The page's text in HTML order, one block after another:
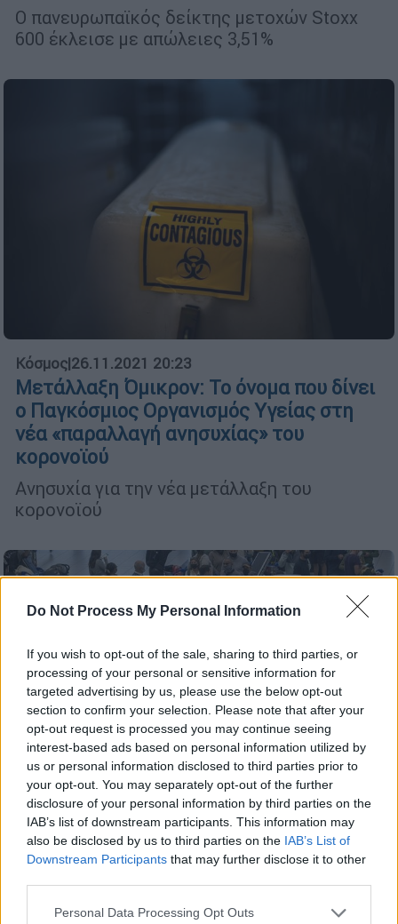
Do Not Process My Personal Information
If you wish to opt-out of the sale, sharing to third parties, or
processing of your personal or sensitive information for
targeted advertising by us, please use the below opt-out
section to confirm your selection. Please note that after your
opt-out request is processed you may continue seeing
interest-based ads based on personal information utilized by
us or personal information disclosed to third parties prior to
your opt-out. You may separately opt-out of the further
disclosure of your personal information by third parties on the
IAB’s list of downstream participants. This information may
also be disclosed by us to third parties on the IAB’s List of
Downstream Participants that may further disclose it to other
Please note that this website/app uses one or more Google
Personal Data Processing Opt Outs
Ο πανευρωπαϊκός δείκτης μετοχών Stoxx
600 έκλεισε με απώλειες 3,51%
Κόσμος|26.11.2021 20:23
Μετάλλαξη Όμικρον: Το όνομα που δίνει
ο Παγκόσμιος Οργανισμός Υγείας στη
νέα «παραλλαγή ανησυχίας» του
κορονοϊού
Ανησυχία για την νέα μετάλλαξη του
κορονοϊού
Κόσμος 26.11.2021 19:34
Κορονοϊός – Μετάλλαξη Μποτσουάνα:
«Πρόωρη» η προσαρμογή των εμβολίων
στη νέα παραλλαγή, λέει ο ΕΜΑ